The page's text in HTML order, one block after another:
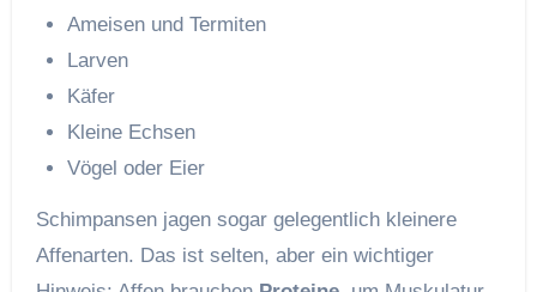
Ameisen und Termiten
Larven
Käfer
Kleine Echsen
Vögel oder Eier
Schimpansen jagen sogar gelegentlich kleinere
Affenarten. Das ist selten, aber ein wichtiger